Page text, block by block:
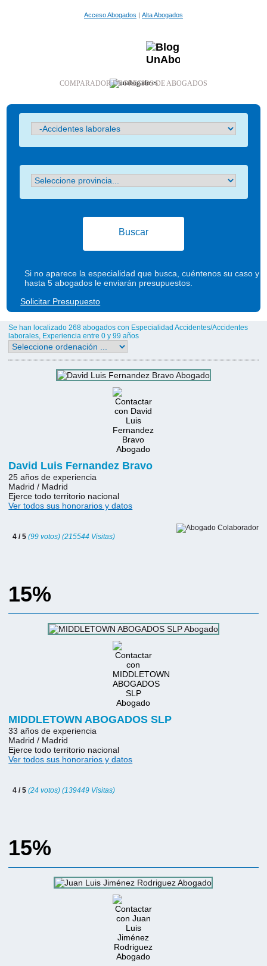
Acceso Abogados |Alta Abogados
COMPARADOR DE PRECIOS DE ABOGADOS
Buscar
Si no aparece la especialidad que busca, cuéntenos su caso y
hasta 5 abogados le enviarán presupuestos.
Solicitar Presupuesto
Se han localizado 268 abogados con Especialidad Accidentes/Accidentes
laborales, Experiencia entre 0 y 99 años
David Luis Fernandez Bravo
25 años de experiencia
Madrid / Madrid
Ejerce todo territorio nacional
Ver todos sus honorarios y datos
4 / 5(99 votos) (215544 Visitas)
15%
MIDDLETOWN ABOGADOS SLP
33 años de experiencia
Madrid / Madrid
Ejerce todo territorio nacional
Ver todos sus honorarios y datos
4 / 5(24 votos) (139449 Visitas)
15%